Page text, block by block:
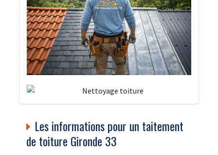
Les informations pour un taitement
de toiture Gironde 33